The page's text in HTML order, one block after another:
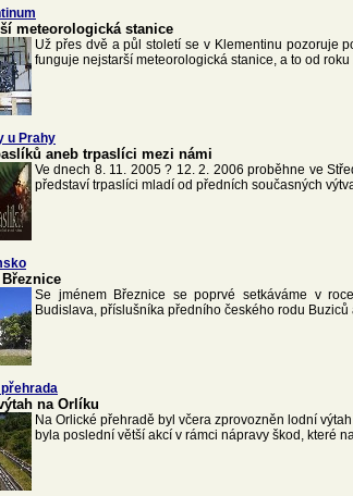
meteorologická stanice
Už přes dvě a půl století se v Klementinu pozoruje
funguje nejstarší meteorologická stanice, a to od roku
u Prahy
aneb trpaslíci mezi námi
Ve dnech 8. 11. 2005 ? 12. 2. 2006 proběhne ve
představí trpaslíci mladí od předních současných
Se jménem Březnice se poprvé setkáváme v
Budislava, příslušníka předního českého rodu
na Orlíku
Na Orlické přehradě byl včera zprovozněn lodní
byla poslední větší akcí v rámci nápravy škod, které